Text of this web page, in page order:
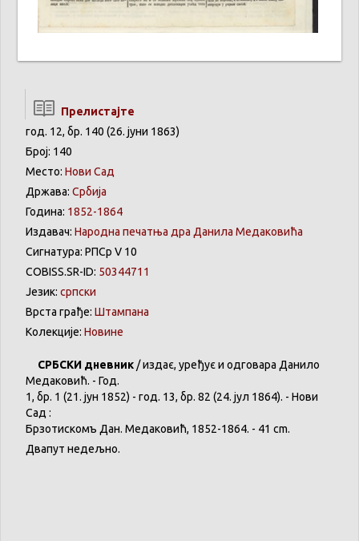
Прелистајте
год. 12, бр. 140 (26. јуни 1863)
Број: 140
Место: Нови Сад
Држава: Србија
Година: 1852-1864
Издавач: Народна печатња дра Данила Медаковића
Сигнатура: РПСр V 10
COBISS.SR-ID: 50344711
Језик: српски
Врста грађе: Штампана
Колекције: Новине
СРБСКИ дневник /издає, уређуєи одговара Данило
Медаковић. - Год.
1, бр. 1 (21. јун 1852) - год. 13, бр. 82 (24. јул 1864). - Нови
Сад :
Брзотискомъ Дан. Медаковић, 1852-1864. - 41 cm.
Двапут недељно.